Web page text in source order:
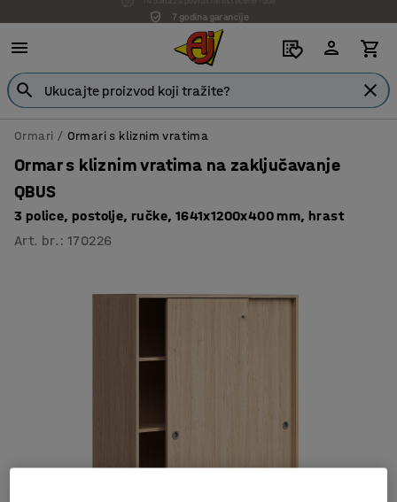
7 godina garancije
Ormari Ormari s kliznim vratima
Ormar s kliznim vratima na zaključavanje
QBUS
3 police, postolje, ručke, 1641x1200x400 mm, hrast
Art. br. :170226